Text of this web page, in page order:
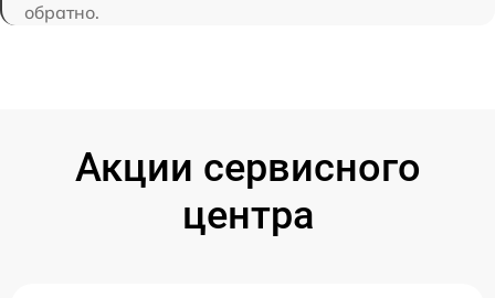
обратно.
Акции сервисного
центра